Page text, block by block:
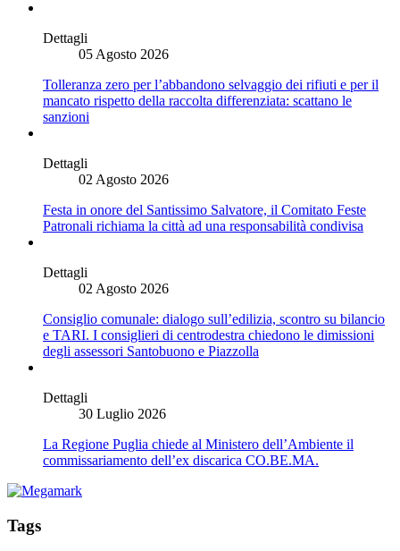
Dettagli
05 Agosto 2026
Tolleranza zero per l’abbandono selvaggio dei rifiuti e per il
mancato rispetto della raccolta differenziata: scattano le
sanzioni
Dettagli
02 Agosto 2026
Festa in onore del Santissimo Salvatore, il Comitato Feste
Patronali richiama la città ad una responsabilità condivisa
Dettagli
02 Agosto 2026
Consiglio comunale: dialogo sull’edilizia, scontro su bilancio
e TARI. I consiglieri di centrodestra chiedono le dimissioni
degli assessori Santobuono e Piazzolla
Dettagli
30 Luglio 2026
La Regione Puglia chiede al Ministero dell’Ambiente il
commissariamento dell’ex discarica CO.BE.MA.
Tags